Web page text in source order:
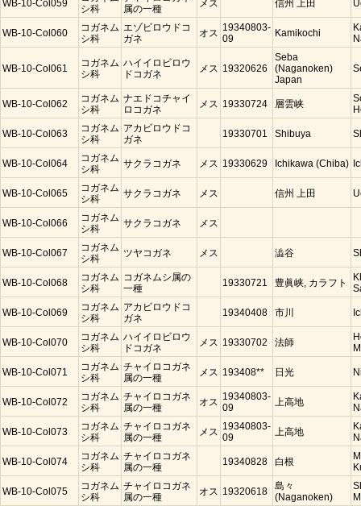
WB-10-Col059
シ科
属の一種
メス 信州 上田
WB-10-Col060
コガネム
シ科
エゾビロウドコ
ガネ
オス 19340803-
09
Kamikochi
WB-10-Col061
コガネム
シ科
ハイイロビロウ
ドコガネ
メス 19320626
Seba
(Naganoken)
Japan
WB-10-Col062
コガネム
シ科
ナエドコチャイ
ロコガネ
メス 19330724 層雲峡
WB-10-Col063
コガネム
シ科
アカビロウドコ
ガネ
19330701 Shibuya
WB-10-Col064
コガネム
シ科
サクラコガネ メス 19330629 Ichikawa (Chiba)
WB-10-Col065
コガネム
シ科
サクラコガネ メス 信州 上田
WB-10-Col066
コガネム
シ科
サクラコガネ メス
WB-10-Col067
コガネム
シ科
ツヤコガネ メス 澁谷
WB-10-Col068
コガネム
シ科
コガネムシ属の
一種
19330721 豊眞峡, カラフト
WB-10-Col069
コガネム
シ科
アカビロウドコ
ガネ
19340408 市川
WB-10-Col070
コガネム
シ科
ハイイロビロウ
ドコガネ
メス 19330702 法師
WB-10-Col071
コガネム
シ科
チャイロコガネ
属の一種
メス 193408** 日光
WB-10-Col072
コガネム
シ科
チャイロコガネ
属の一種
オス 19340803-
09
上高地
WB-10-Col073
コガネム
シ科
チャイロコガネ
属の一種
メス 19340803-
09
上高地
WB-10-Col074
コガネム
シ科
チャイロコガネ
属の一種
19340828 白根
WB-10-Col075
コガネム
シ科
チャイロコガネ
属の一種
オス 19320618
島々
(Naganoken)